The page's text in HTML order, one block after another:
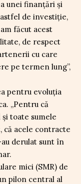
unei finanțări și
de investiție,
făcut acest
de respect
cu care
pe termen lung”,
pentru evoluția
„Pentru că
toate sumele
că acele contracte
derulat sunt în
mici (SMR) de
pilon central al